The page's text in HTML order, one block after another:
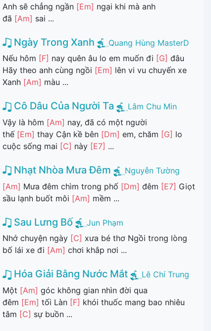
Anh sẽ chẳng ngần [Em] ngại khi mà anh
đã [Am] sai ...
Ngày Trong Xanh
Quang Hùng MasterD
Nếu hôm [F] nay quên âu lo em muốn đi [G] đâu
Hãy theo anh cùng ngồi [Em] lên vi vu chuyến xe
Xanh [Am] màu ...
Cô Dâu Của Người Ta
Lâm Chu Min
Vậy là hôm [Am] nay, đã có một người
thế [Em] thay Cận kề bên [Dm] em, chăm [G] lo
cuộc sống mai [C] này [E7] ...
Nhạt Nhòa Mưa Đêm
Nguyễn Tường
[Am] Mưa đêm chìm trong phố [Dm] đêm [E7] Giọt
sầu lạnh buốt môi [Am] mềm ...
Sau Lưng Bố
Jun Phạm
Nhớ chuyện ngày [C] xưa bé thơ Ngồi trong lòng
bố lái xe đi [Am] chơi khắp nơi ...
Hóa Giải Bằng Nước Mắt
Lê Chí Trung
Một [Am] góc không gian nhìn đời qua
đêm [Em] tối Làn [F] khói thuốc mang bao nhiêu
tâm [C] sự buồn ...